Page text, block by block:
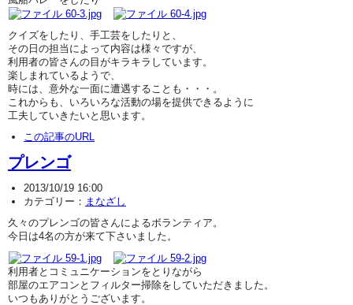
クイズをしたり、手工芸をしたりと、
その日の担当によって内容は様々ですが、
利用者の皆さんの目がキラキラしています。
楽しまれているようで、
時には、意外な一面に遭遇することも・・・。
これからも、いろいろな活動の場を提供できるように
工夫していきたいと思います。
この記事のURL
プレンゴ
2013/10/19 16:00
カテゴリー： まなざし
久々のプレンゴの皆さんによるボランティア。
今日は4名の方が来て下さいました。
利用者とコミュニケーションをとりながら
部屋のエアコンとフィルター掃除をしていただきました。
いつもありがとうございます。